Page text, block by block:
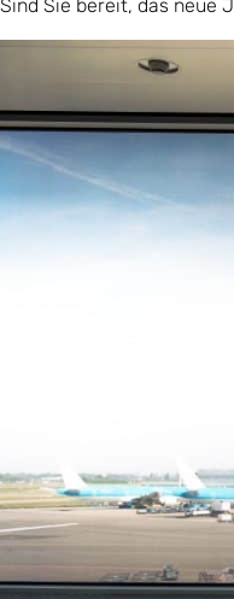
Sind Sie bereit, das neue